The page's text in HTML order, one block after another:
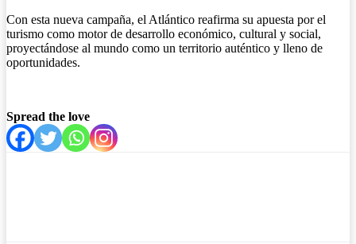
Con esta nueva campaña, el Atlántico reafirma su apuesta por el
turismo como motor de desarrollo económico, cultural y social,
proyectándose al mundo como un territorio auténtico y lleno de
oportunidades.
Spread the love